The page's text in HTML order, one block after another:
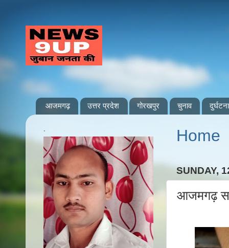
आजमगढ़ उत्तर प्रदेश गोरखपुर चुनाव दुर्घटना
Home
SUNDAY,
आजमगढ़
.